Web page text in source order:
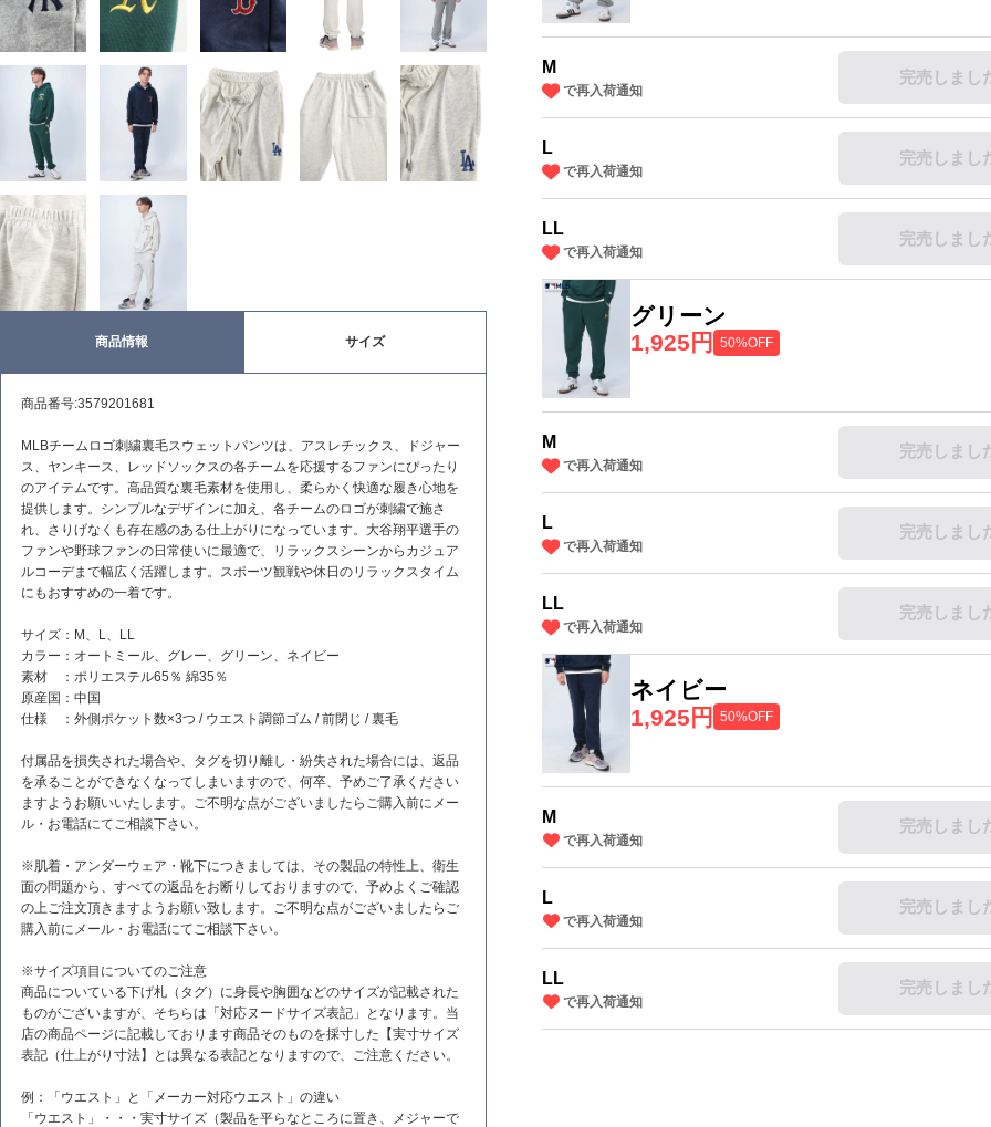
M
で再入荷通知
完売しまし
L
で再入荷通知
完売しまし
LL
で再入荷通知
完売しまし
グリーン
1,925円
50%OFF
M
で再入荷通知
完売しまし
L
で再入荷通知
完売しまし
LL
で再入荷通知
完売しまし
ネイビー
1,925円
50%OFF
M
で再入荷通知
完売しまし
L
で再入荷通知
完売しまし
LL
で再入荷通知
完売しまし
商品情報 サイズ
商品番号:3579201681
MLBチームロゴ刺繍裏毛スウェットパンツは、アスレチックス、ドジャー
ス、ヤンキース、レッドソックスの各チームを応援するファンにぴったり
のアイテムです。高品質な裏毛素材を使用し、柔らかく快適な履き心地を
提供します。シンプルなデザインに加え、各チームのロゴが刺繍で施さ
れ、さりげなくも存在感のある仕上がりになっています。大谷翔平選手の
ファンや野球ファンの日常使いに最適で、リラックスシーンからカジュア
ルコーデまで幅広く活躍します。スポーツ観戦や休日のリラックスタイム
にもおすすめの一着です。
サイズ：M、L、LL
カラー：オートミール、グレー、グリーン、ネイビー
素材 ：ポリエステル65％ 綿35％
原産国：中国
仕様 ：外側ポケット数×3つ / ウエスト調節ゴム / 前閉じ / 裏毛
付属品を損失された場合や、タグを切り離し・紛失された場合には、返品
を承ることができなくなってしまいますので、何卒、予めご了承ください
ますようお願いいたします。ご不明な点がございましたらご購入前にメー
ル・お電話にてご相談下さい。
※肌着・アンダーウェア・靴下につきましては、その製品の特性上、衛生
面の問題から、すべての返品をお断りしておりますので、予めよくご確認
の上ご注文頂きますようお願い致します。ご不明な点がございましたらご
購入前にメール・お電話にてご相談下さい。
※サイズ項目についてのご注意
商品についている下げ札（タグ）に身長や胸囲などのサイズが記載された
ものがございますが、そちらは「対応ヌードサイズ表記」となります。当
店の商品ページに記載しております商品そのものを採寸した【実寸サイズ
表記（仕上がり寸法】とは異なる表記となりますので、ご注意ください。
例：「ウエスト」と「メーカー対応ウエスト」の違い
「ウエスト」・・・実寸サイズ（製品を平らなところに置き、メジャーで